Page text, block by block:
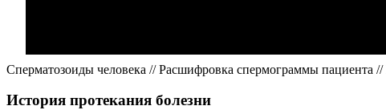
Сперматозоиды человека // Расшифровка спермограммы пациента
История протекания болезни